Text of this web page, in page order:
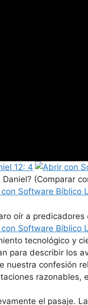
12: 4
Daniel? (Comparar
oír a predicadores
tecnológico y
para describir los
nuestra confesión
razonables,
el pasaje.